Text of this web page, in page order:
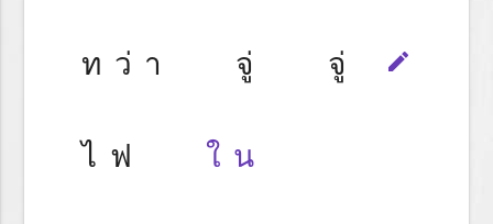
edit
ทว่า จู่ จู่
ไฟ ใน